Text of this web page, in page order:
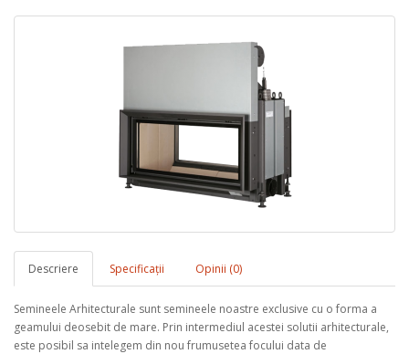
Descriere Specificaţii Opinii (0)
Semineele Arhitecturale sunt semineele noastre exclusive cu o forma a
geamului deosebit de mare. Prin intermediul acestei solutii arhitecturale,
este posibil sa intelegem din nou frumusetea focului data de